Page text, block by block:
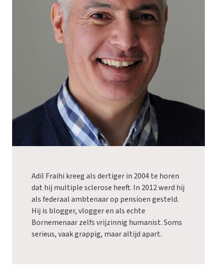
Adil Fraihi kreeg als dertiger in 2004 te horen
dat hij multiple sclerose heeft. In 2012 werd hij
als federaal ambtenaar op pensioen gesteld.
Hij is blogger, vlogger en als echte
Bornemenaar zelfs vrijzinnig humanist. Soms
serieus, vaak grappig, maar altijd apart.